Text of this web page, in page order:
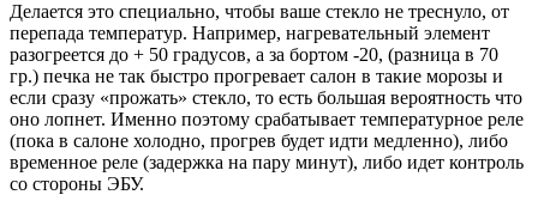
Делается это специально, чтобы ваше стекло не треснуло, от
перепада температур. Например, нагревательный элемент
разогреется до + 50 градусов, а за бортом -20, (разница в 70
гр.) печка не так быстро прогревает салон в такие морозы и
если сразу «прожать» стекло, то есть большая вероятность что
оно лопнет. Именно поэтому срабатывает температурное реле
(пока в салоне холодно, прогрев будет идти медленно), либо
временное реле (задержка на пару минут), либо идет контроль
со стороны ЭБУ.